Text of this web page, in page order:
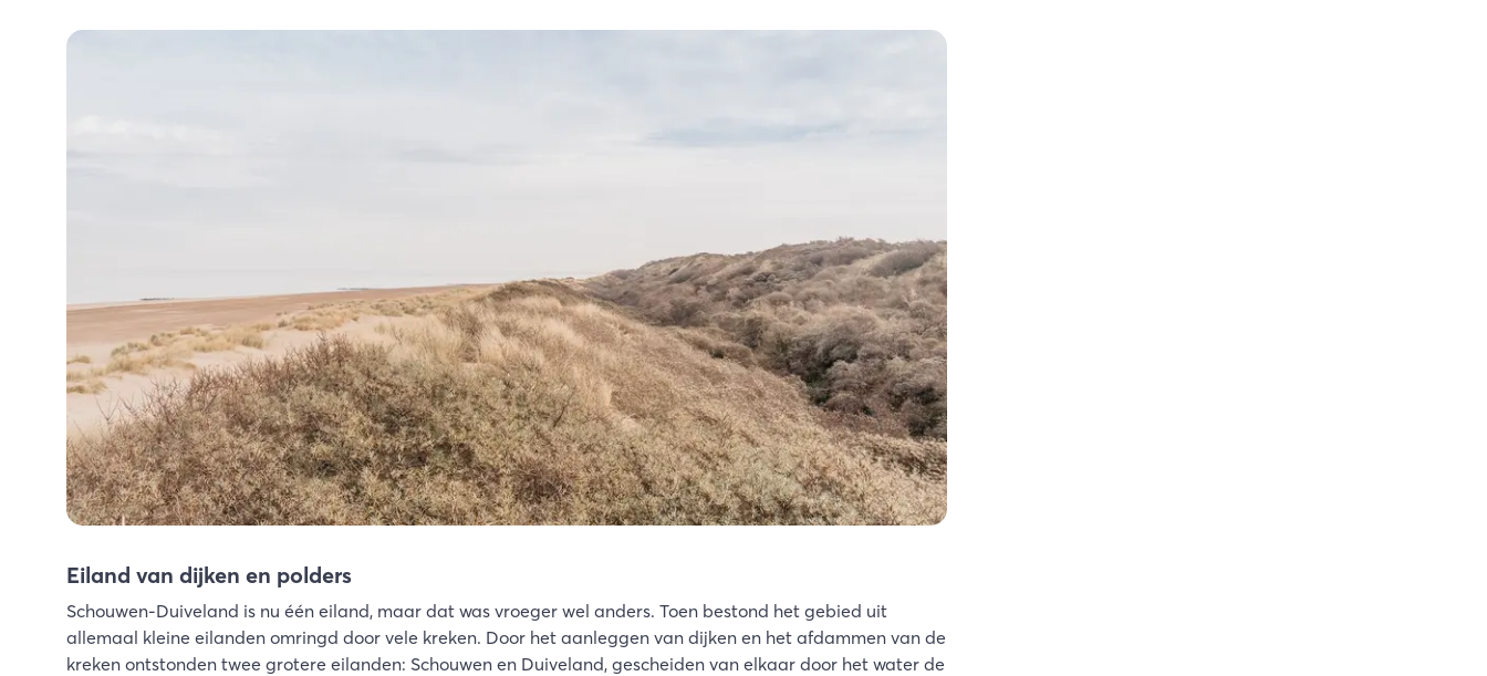
Eiland van dijken en polders
Schouwen-Duiveland is nu één eiland, maar dat was vroeger wel anders. Toen bestond het gebied uit
allemaal kleine eilanden omringd door vele kreken. Door het aanleggen van dijken en het afdammen van de
kreken ontstonden twee grotere eilanden: Schouwen en Duiveland, gescheiden van elkaar door het water de